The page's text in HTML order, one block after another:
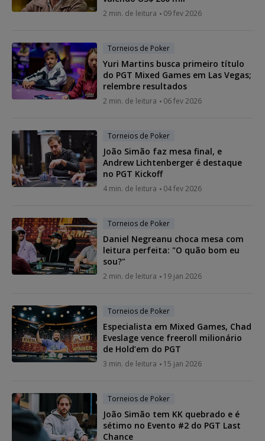
2 min. de leitura 09 fev 2026
Torneios de Poker
Yuri Martins busca primeiro título
do PGT Mixed Games em Las Vegas;
relembre resultados
2 min. de leitura 06 fev 2026
Torneios de Poker
João Simão faz mesa final, e
Andrew Lichtenberger é destaque
no PGT Kickoff
4 min. de leitura 04 fev 2026
Torneios de Poker
Daniel Negreanu choca mesa com
leitura perfeita: "O quão bom eu
sou?"
2 min. de leitura 19 jan 2026
Torneios de Poker
Especialista em Mixed Games, Chad
Eveslage vence freeroll milionário
de Hold’em do PGT
3 min. de leitura 15 jan 2026
Torneios de Poker
João Simão tem KK quebrado e é
sétimo no Evento #2 do PGT Last
Chance